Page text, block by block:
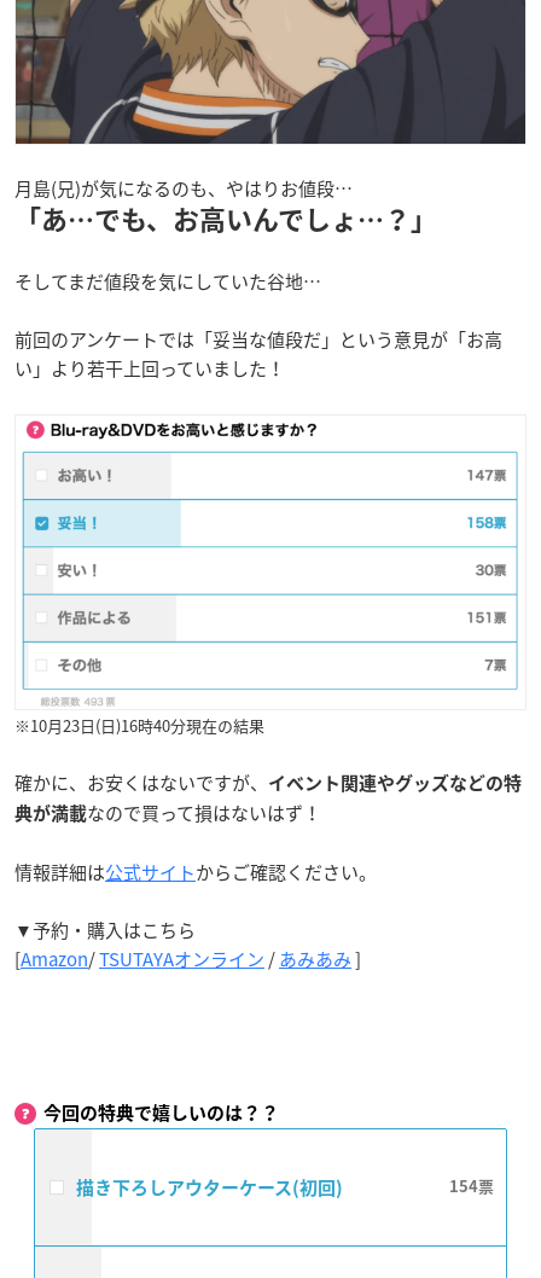
月島(兄)が気になるのも、やはりお値段…
「あ…でも、お高いんでしょ…？」
そしてまだ値段を気にしていた谷地…
前回のアンケートでは「妥当な値段だ」という意見が「お高
い」より若干上回っていました！
※10月23日(日)16時40分現在の結果
確かに、お安くはないですが、
イベント関連やグッズなどの特
典が満載なので買って損はないはず！
情報詳細は公式サイトからご確認ください。
▼予約・購入はこちら
[Amazon/TSUTAYAオンライン /あみあみ]
今回の特典で嬉しいのは？？
描き下ろしアウターケース(初回) 154